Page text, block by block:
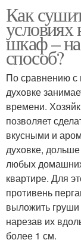
Как
условиях
шкаф –
способ?
По сравнению
духовке
времени.
позволяет
вкусными и
духовке,
любых домашних
квартире. Для
противень
выложить
нарезав их
более 1 см.